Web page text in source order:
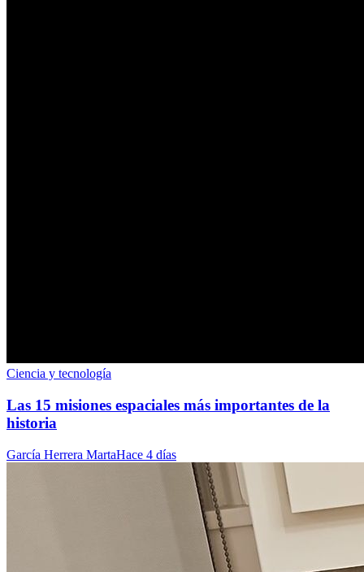
Ciencia y tecnología
Las 15 misiones espaciales más importantes de la
historia
García Herrera MartaHace 4 días